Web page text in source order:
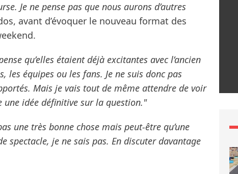
Je ne pense pas que nous aurons d’autres
avant d’évoquer le nouveau format des
qu’elles étaient déjà excitantes avec l’ancien
équipes ou les fans. Je ne suis donc pas
Mais je vais tout de même attendre de voir
une idée définitive sur la question."
une très bonne chose mais peut-être qu’une
spectacle, je ne sais pas. En discuter davantage